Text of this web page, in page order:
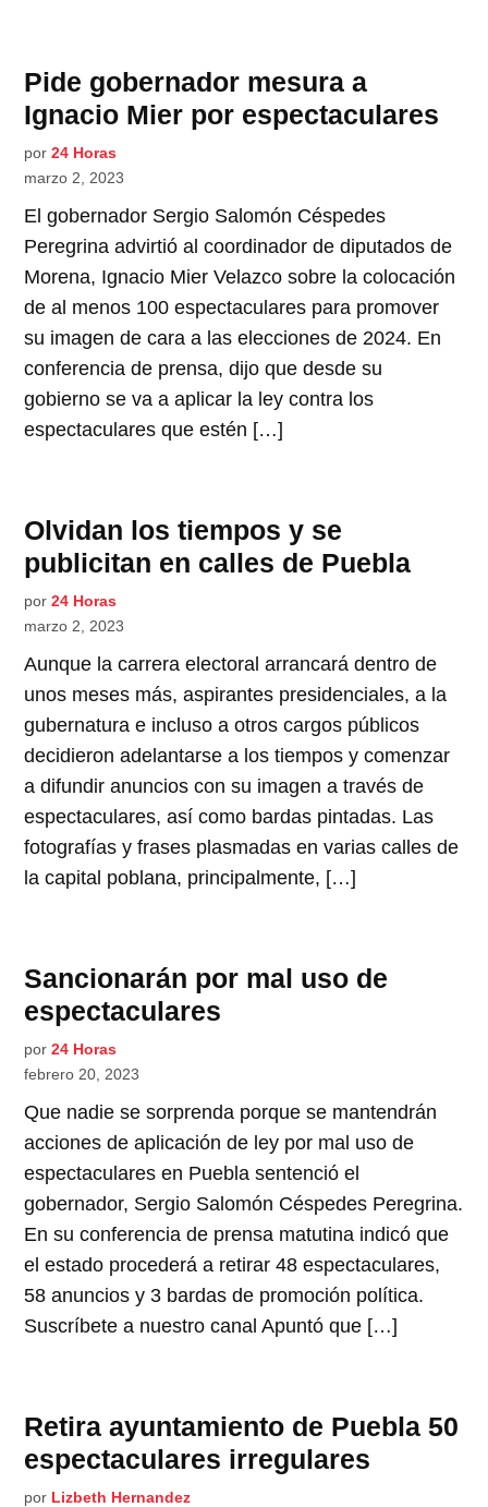
Pide gobernador mesura a
Ignacio Mier por espectaculares
por 24 Horas
marzo 2, 2023
El gobernador Sergio Salomón Céspedes
Peregrina advirtió al coordinador de diputados de
Morena, Ignacio Mier Velazco sobre la colocación
de al menos 100 espectaculares para promover
su imagen de cara a las elecciones de 2024. En
conferencia de prensa, dijo que desde su
gobierno se va a aplicar la ley contra los
espectaculares que estén […]
Olvidan los tiempos y se
publicitan en calles de Puebla
por 24 Horas
marzo 2, 2023
Aunque la carrera electoral arrancará dentro de
unos meses más, aspirantes presidenciales, a la
gubernatura e incluso a otros cargos públicos
decidieron adelantarse a los tiempos y comenzar
a difundir anuncios con su imagen a través de
espectaculares, así como bardas pintadas. Las
fotografías y frases plasmadas en varias calles de
la capital poblana, principalmente, […]
Sancionarán por mal uso de
espectaculares
por 24 Horas
febrero 20, 2023
Que nadie se sorprenda porque se mantendrán
acciones de aplicación de ley por mal uso de
espectaculares en Puebla sentenció el
gobernador, Sergio Salomón Céspedes Peregrina.
En su conferencia de prensa matutina indicó que
el estado procederá a retirar 48 espectaculares,
58 anuncios y 3 bardas de promoción política.
Suscríbete a nuestro canal Apuntó que […]
Retira ayuntamiento de Puebla 50
espectaculares irregulares
por Lizbeth Hernandez